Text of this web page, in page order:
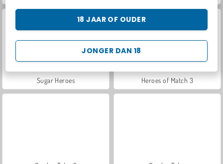
JONGER DAN 18
18 JAAR OF OUDER
Sugar Heroes Heroes of Match 3